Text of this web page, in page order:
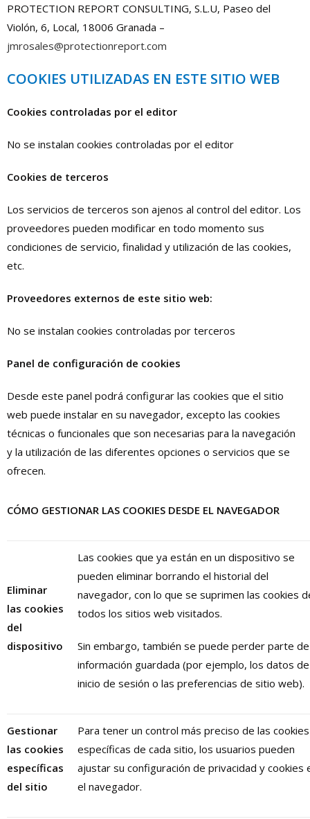
PROTECTION REPORT CONSULTING, S.L.U, Paseo del
Violón, 6, Local, 18006 Granada –
jmrosales@protectionreport.com
COOKIES UTILIZADAS EN ESTE SITIO WEB
Cookies controladas por el editor
No se instalan cookies controladas por el editor
Cookies de terceros
Los servicios de terceros son ajenos al control del editor. Los
proveedores pueden modificar en todo momento sus
condiciones de servicio, finalidad y utilización de las cookies,
etc.
Proveedores externos de este sitio web:
No se instalan cookies controladas por terceros
Panel de configuración de cookies
Desde este panel podrá configurar las cookies que el sitio
web puede instalar en su navegador, excepto las cookies
técnicas o funcionales que son necesarias para la navegación
y la utilización de las diferentes opciones o servicios que se
ofrecen.
CÓMO GESTIONAR LAS COOKIES DESDE EL NAVEGADOR
Eliminar
las cookies
del
dispositivo
Las cookies que ya están en un dispositivo se
pueden eliminar borrando el historial del
navegador, con lo que se suprimen las cookies
todos los sitios web visitados.
Sin embargo, también se puede perder parte
información guardada (por ejemplo, los datos de
inicio de sesión o las preferencias de sitio web).
Gestionar
las cookies
específicas
del sitio
Para tener un control más preciso de las cookies
específicas de cada sitio, los usuarios pueden
ajustar su configuración de privacidad y cookies
el navegador.